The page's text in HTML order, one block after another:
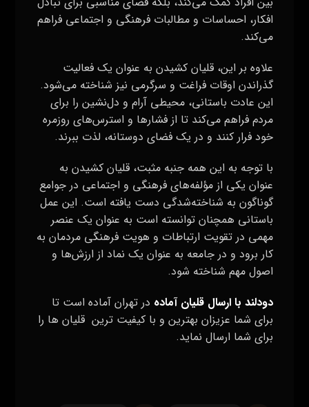
دودلند با ارسال قلیان آماده در تهران آماده است تا
برای شما عزیزان بهترین و با کیفیت ترین قلیان ها را
Admin-۷resane دسامبر ۲۱, ۲۰۲۳
قلیان